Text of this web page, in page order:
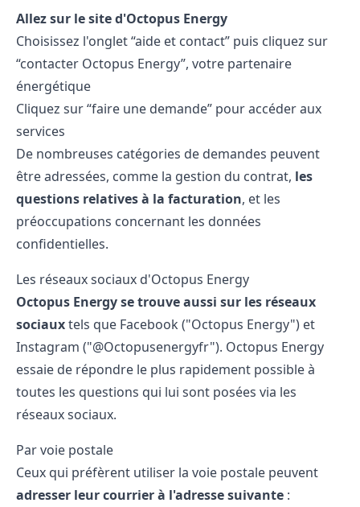
Allez sur le site d'Octopus Energy
Choisissez l'onglet “aide et contact” puis cliquez sur
“contacter Octopus Energy”, votre partenaire
énergétique
Cliquez sur “faire une demande” pour accéder aux
services
De nombreuses catégories de demandes peuvent
être adressées, comme la gestion du contrat, les
questions relatives à la facturation, et les
préoccupations concernant les données
confidentielles.
Les réseaux sociaux d'Octopus Energy
Octopus Energy se trouve aussi sur les réseaux
sociauxtels que Facebook ("Octopus Energy") et
Instagram ("@Octopusenergyfr"). Octopus Energy
essaie de répondre le plus rapidement possible à
toutes les questions qui lui sont posées via les
réseaux sociaux.
Par voie postale
Ceux qui préfèrent utiliser la voie postale peuvent
adresser leur courrier à l'adresse suivante :